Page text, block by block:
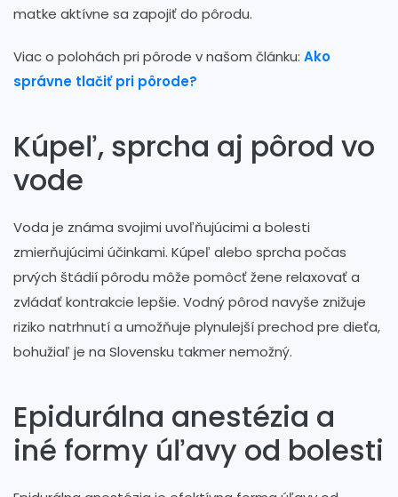
matke aktívne sa zapojiť do pôrodu.
Viac o polohách pri pôrode v našom článku: Ako
správne tlačiť pri pôrode?
Kúpeľ, sprcha aj pôrod vo
vode
Voda je známa svojimi uvoľňujúcimi a bolesti
zmierňujúcimi účinkami. Kúpeľ alebo sprcha počas
prvých štádií pôrodu môže pomôcť žene relaxovať a
zvládať kontrakcie lepšie. Vodný pôrod navyše znižuje
riziko natrhnutí a umožňuje plynulejší prechod pre dieťa,
bohužiaľ je na Slovensku takmer nemožný.
Epidurálna anestézia a
iné formy úľavy od bolesti